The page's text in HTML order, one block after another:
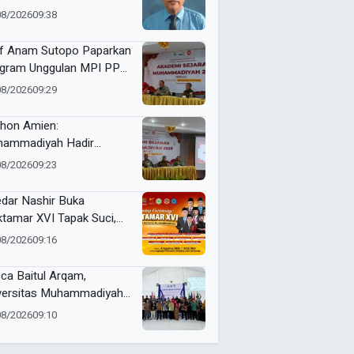
202609:38
Anam Sutopo Paparkan
Unggulan MPI PP
202609:29
Amien:
Hadir
Akidah
202609:23
Nashir Buka
XVI Tapak Suci,
Menteri dan Kapolri
202609:16
Baitul Arqam,
Muhammadiyah
Barat Kawal RTL
202609:10